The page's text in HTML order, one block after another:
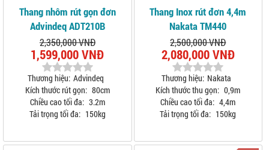
Thang nhôm rút gọn đơn
Advindeq ADT210B
2,350,000 VNĐ
1,599,000 VNĐ
Thương hiệu: Advindeq
Kích thước rút gọn: 80cm
Chiều cao tối đa: 3.2m
Tải trọng tối đa: 150kg
Thang Inox rút đơn 4,4m
Nakata TM440
2,500,000 VNĐ
2,080,000 VNĐ
Thương hiệu: Nakata
Kích thước thu gọn: 0,9m
Chiều cao tối đa: 4,4m
Tải trọng tối đa: 150kg